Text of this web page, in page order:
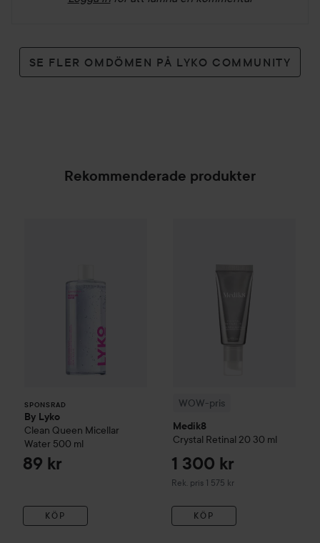
SE FLER OMDÖMEN PÅ LYKO COMMUNITY
Rekommenderade produkter
SPONSRAD
By Lyko
Clean Queen Micellar
Water 500 ml
89 kr
KÖP
WOW-pris
Medik8
Crystal Retinal 20 30 ml
1 300 kr
Rek. pris 1 575 kr
Rekommenderat pris 1 575 kr
KÖP